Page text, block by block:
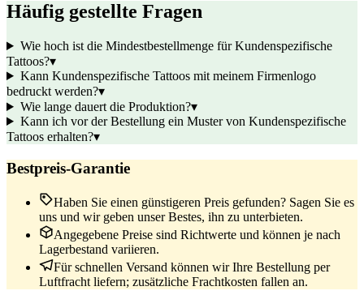
Häufig gestellte Fragen
Wie hoch ist die Mindestbestellmenge für Kundenspezifische
Tattoos?▾
Kann Kundenspezifische Tattoos mit meinem Firmenlogo
bedruckt werden?▾
Wie lange dauert die Produktion?▾
Kann ich vor der Bestellung ein Muster von Kundenspezifische
Tattoos erhalten?▾
Bestpreis-Garantie
Haben Sie einen günstigeren Preis gefunden? Sagen Sie es
uns und wir geben unser Bestes, ihn zu unterbieten.
Angegebene Preise sind Richtwerte und können je nach
Lagerbestand variieren.
Für schnellen Versand können wir Ihre Bestellung per
Luftfracht liefern; zusätzliche Frachtkosten fallen an.